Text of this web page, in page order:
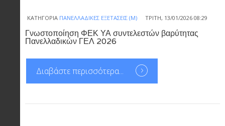
ΚΑΤΗΓΟΡΊΑ ΠΑΝΕΛΛΑΔΙΚΈΣ ΕΞΕΤΆΣΕΙΣ (Μ) ΤΡΊΤΗ, 13/01/2026 08:29
Γνωστοποίηση ΦΕΚ ΥΑ συντελεστών βαρύτητας
Πανελλαδικών ΓΕΛ 2026
Διαβάστε περισσότερα...